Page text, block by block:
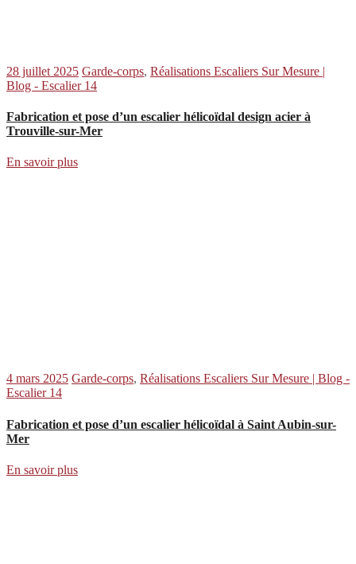
28 juillet 2025 Garde-corps, Réalisations Escaliers Sur Mesure |
Blog - Escalier 14
Fabrication et pose d’un escalier hélicoïdal design acier à
Trouville-sur-Mer
En savoir plus
4 mars 2025 Garde-corps, Réalisations Escaliers Sur Mesure | Blog -
Escalier 14
Fabrication et pose d’un escalier hélicoïdal à Saint Aubin-sur-
Mer
En savoir plus